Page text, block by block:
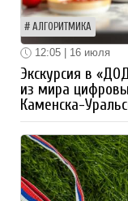
АЛГОРИТМИКА
12:05 | 16 июля
Экскурсия в
из мира
Каменска-